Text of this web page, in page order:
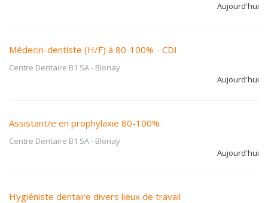
Aujourd'hui
Médecin-dentiste (H/F) à 80-100% - CDI
Centre Dentaire B1 SA- Blonay
Aujourd'hui
Assistant/e en prophylaxie 80-100%
Centre Dentaire B1 SA- Blonay
Aujourd'hui
Hygiéniste dentaire divers lieux de travail